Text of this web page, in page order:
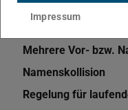
Weitere Artikel
Mehrere Vor- bzw.
Namenskollision
Regelung für
Impressum